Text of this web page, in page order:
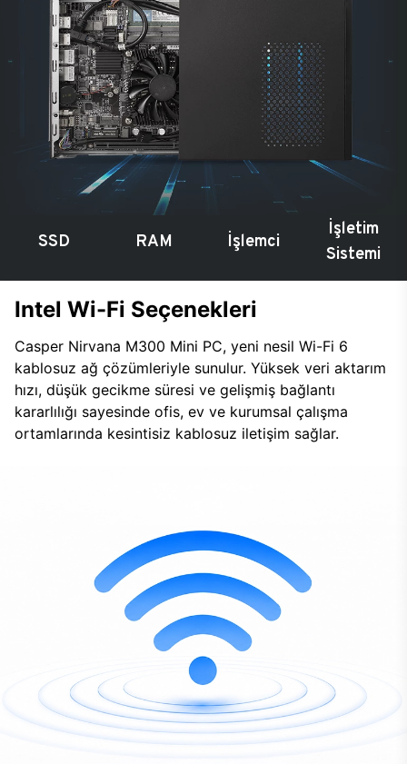
SSD RAM İşlemci
İşletim
Sistemi
Intel Wi-Fi Seçenekleri
Casper Nirvana M300 Mini PC, yeni nesil Wi-Fi 6
kablosuz ağ çözümleriyle sunulur. Yüksek veri aktarım
hızı, düşük gecikme süresi ve gelişmiş bağlantı
kararlılığı sayesinde ofis, ev ve kurumsal çalışma
ortamlarında kesintisiz kablosuz iletişim sağlar.